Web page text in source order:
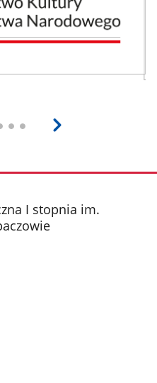
I stopnia im.